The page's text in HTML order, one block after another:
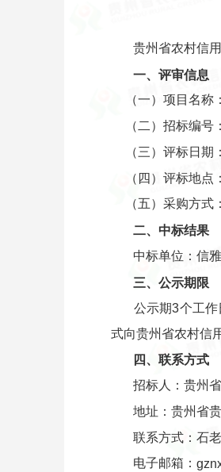
贵州省农村信
一、评审信息
（一）项目名称
（二）招标编
（三）评标日期
（四）评标地点
（五）采购方式
二、中标结果
中标单位：信
三、公示期限
公示期3个工
式向贵州省农村信
四、联系方式
招标人：贵州
地址：贵州省
联系方式：石
电子邮箱：